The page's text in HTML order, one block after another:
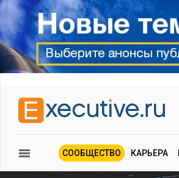
СООБЩЕСТВО КАРЬЕРА